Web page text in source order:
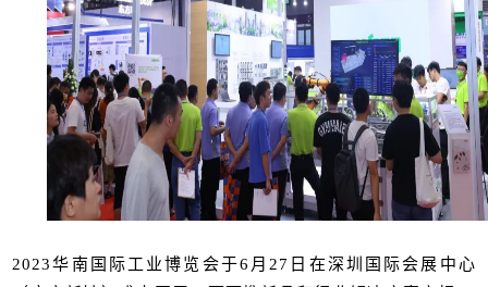
2023华南国际工业博览会于6月27日在深圳国际会展中心